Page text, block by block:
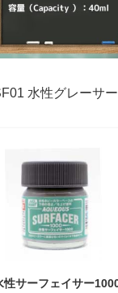
水性グレーサ
サーフェイサー1000